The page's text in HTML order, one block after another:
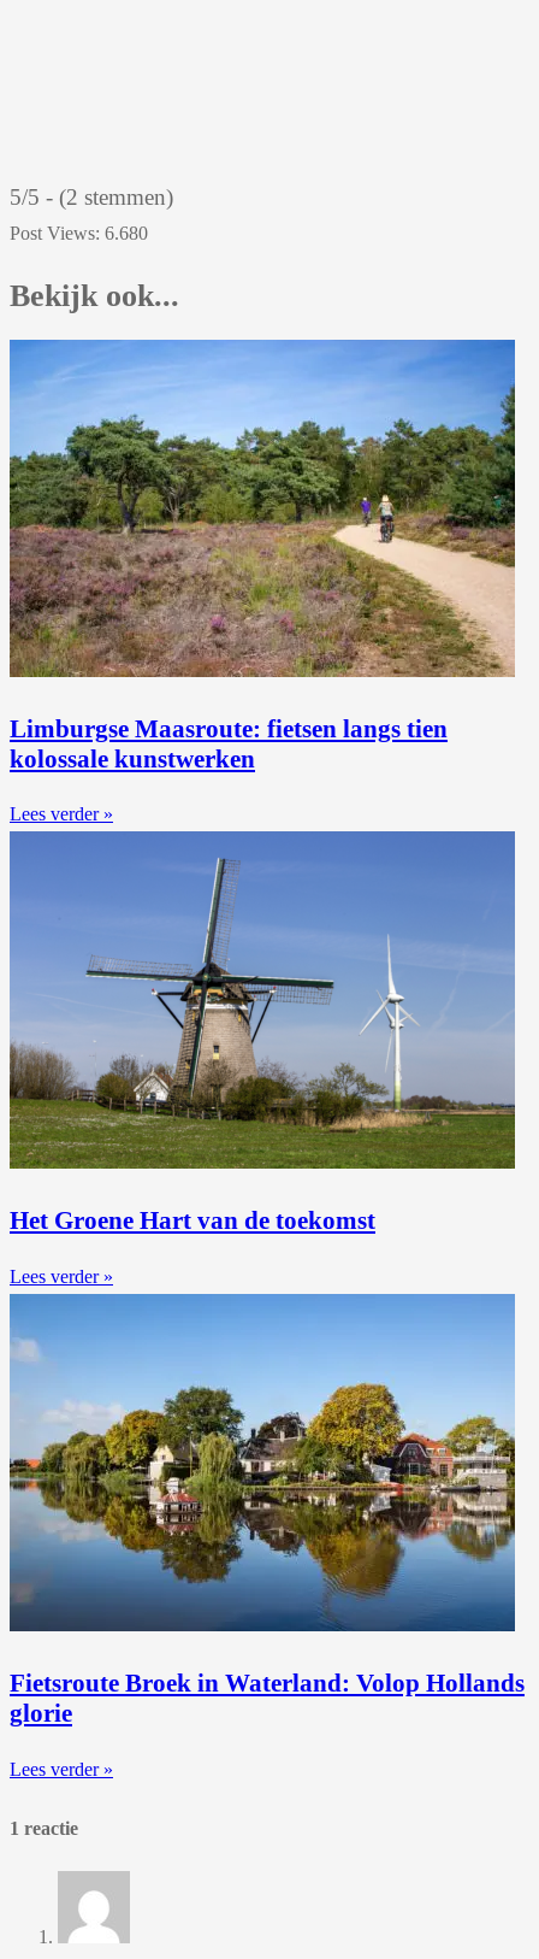
5/5 - (2 stemmen)
Post Views: 6.680
Bekijk ook...
Limburgse Maasroute: fietsen langs tien
kolossale kunstwerken
Lees verder »
Het Groene Hart van de toekomst
Lees verder »
Fietsroute Broek in Waterland: Volop Hollands
glorie
Lees verder »
1 reactie